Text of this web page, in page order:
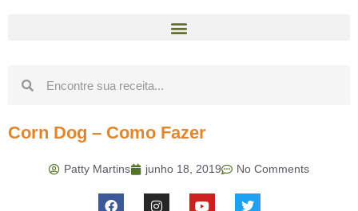
Corn Dog – Como Fazer
Patty Martins junho 18, 2019 No Comments